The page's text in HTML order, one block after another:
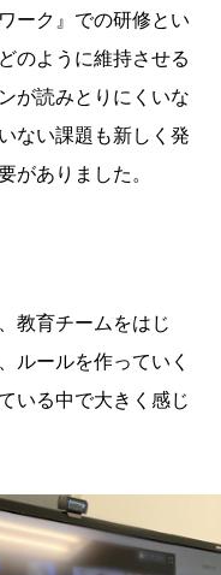
ーク』での研修とい
のように維持させる
が読みとりにくいな
ない課題も新しく発
がありました。
教育チームをはじ
ルールを作っていく
いる中で大きく感じ